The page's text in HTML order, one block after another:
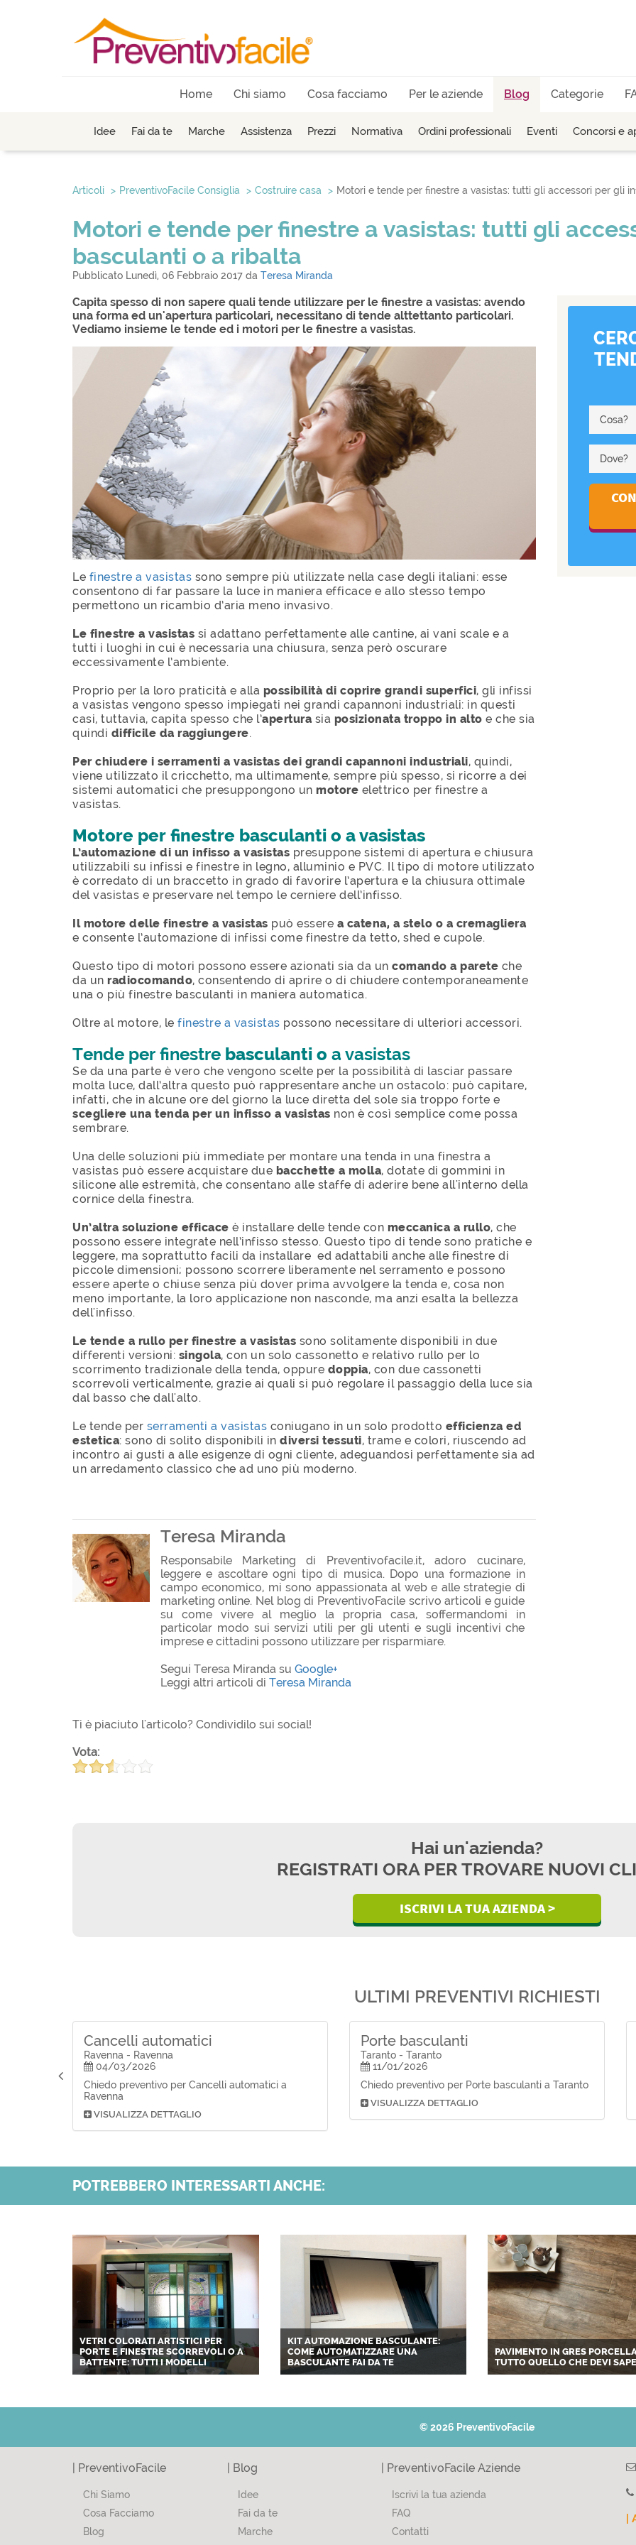
Home Chi siamo Cosa facciamo Per le aziende Blog Categorie
Idee Fai da te Marche Assistenza Prezzi Normativa Ordini professionali Eventi Concorsi e
Articoli PreventivoFacile Consiglia Costruire casa Motori e tende per finestre a vasistas: tutti gli accessori per gli
Motori e tende per finestre a vasistas: tutti gli
basculanti o a ribalta
Pubblicato Lunedì, 06 Febbraio 2017 da Teresa Miranda
Capita spesso di non sapere quali tende utilizzare per le finestre a vasistas: avendo
una forma ed un'apertura particolari, necessitano di tende alttettanto particolari.
Vediamo insieme le tende ed i motori per le finestre a vasistas.
Le finestre a vasistas sono sempre più utilizzate nella case degli italiani: esse
consentono di far passare la luce in maniera efficace e allo stesso tempo
permettono un ricambio d’aria meno invasivo.
Le finestre a vasistas si adattano perfettamente alle cantine, ai vani scale e a
tutti i luoghi in cui è necessaria una chiusura, senza però oscurare
eccessivamente l’ambiente.
Proprio per la loro praticità e alla possibilità di coprire grandi superfici, gli infissi
a vasistas vengono spesso impiegati nei grandi capannoni industriali: in questi
casi, tuttavia, capita spesso che l’apertura sia posizionata troppo in alto e che sia
quindi difficile da raggiungere.
Per chiudere i serramenti a vasistas dei grandi capannoni industriali, quindi,
viene utilizzato il cricchetto, ma ultimamente, sempre più spesso, si ricorre a dei
sistemi automatici che presuppongono un motore elettrico per finestre a
vasistas.
Motore per finestre basculanti o a vasistas
L’automazione di un infisso a vasistas presuppone sistemi di apertura e chiusura
utilizzabili su infissi e finestre in legno, alluminio e PVC. Il tipo di motore utilizzato
è corredato di un braccetto in grado di favorire l’apertura e la chiusura ottimale
del vasistas e preservare nel tempo le cerniere dell’infisso.
Il motore delle finestre a vasistas può essere a catena, a stelo o a cremagliera
e consente l’automazione di infissi come finestre da tetto, shed e cupole.
Questo tipo di motori possono essere azionati sia da un comando a parete che
da un radiocomando, consentendo di aprire o di chiudere contemporaneamente
una o più finestre basculanti in maniera automatica.
Oltre al motore, le finestre a vasistas possono necessitare di ulteriori accessori.
Tende per finestre basculanti o a vasistas
Se da una parte è vero che vengono scelte per la possibilità di lasciar passare
molta luce, dall’altra questo può rappresentare anche un ostacolo: può capitare,
infatti, che in alcune ore del giorno la luce diretta del sole sia troppo forte e
scegliere una tenda per un infisso a vasistas non è così semplice come possa
sembrare.
Una delle soluzioni più immediate per montare una tenda in una finestra a
vasistas può essere acquistare due bacchette a molla, dotate di gommini in
silicone alle estremità, che consentano alle staffe di aderire bene all'interno della
cornice della finestra.
Un’altra soluzione efficace è installare delle tende con meccanica a rullo, che
possono essere integrate nell’infisso stesso. Questo tipo di tende sono pratiche e
leggere, ma soprattutto facili da installare ed adattabili anche alle finestre di
piccole dimensioni; possono scorrere liberamente nel serramento e possono
essere aperte o chiuse senza più dover prima avvolgere la tenda e, cosa non
meno importante, la loro applicazione non nasconde, ma anzi esalta la bellezza
dell'infisso.
Le tende a rullo per finestre a vasistas sono solitamente disponibili in due
differenti versioni: singola, con un solo cassonetto e relativo rullo per lo
scorrimento tradizionale della tenda, oppure doppia, con due cassonetti
scorrevoli verticalmente, grazie ai quali si può regolare il passaggio della luce sia
dal basso che dall'alto.
Le tende per serramenti a vasistas coniugano in un solo prodotto efficienza ed
estetica: sono di solito disponibili in diversi tessuti, trame e colori, riuscendo ad
incontro ai gusti a alle esigenze di ogni cliente, adeguandosi perfettamente sia ad
un arredamento classico che ad uno più moderno.
Teresa Miranda
Responsabile Marketing di Preventivofacile.it, adoro cucinare,
leggere e ascoltare ogni tipo di musica. Dopo una formazione in
campo economico, mi sono appassionata al web e alle strategie di
marketing online. Nel blog di PreventivoFacile scrivo articoli e guide
su come vivere al meglio la propria casa, soffermandomi in
particolar modo sui servizi utili per gli utenti e sugli incentivi che
imprese e cittadini possono utilizzare per risparmiare.
Segui Teresa Miranda su Google+
Leggi altri articoli di Teresa Miranda
Ti è piaciuto l'articolo? Condividilo sui social!
Vota:
Cosa?
Dove?
Hai un'azienda?
REGISTRATI ORA PER TROVARE NUOVI
ISCRIVI LA TUA AZIENDA >
ULTIMI PREVENTIVI RICHIESTI
Cancelli automatici
Ravenna - Ravenna
04/03/2026
Chiedo preventivo per Cancelli automatici a
Ravenna
VISUALIZZA DETTAGLIO
Porte basculanti
Taranto - Taranto
11/01/2026
Chiedo preventivo per Porte basculanti a Taranto
VISUALIZZA DETTAGLIO
POTREBBERO INTERESSARTI ANCHE:
VETRI COLORATI ARTISTICI PER
PORTE E FINESTRE SCORREVOLI O A
BATTENTE: TUTTI I MODELLI
KIT AUTOMAZIONE BASCULANTE:
COME AUTOMATIZZARE UNA
BASCULANTE FAI DA TE
PAVIMENTO IN GRES
TUTTO QUELLO CHE DEVI
© 2026 PreventivoFacile
| PreventivoFacile
Chi Siamo
Cosa Facciamo
Blog
| Blog
Idee
Fai da te
Marche
| PreventivoFacile Aziende
Iscrivi la tua azienda
FAQ
Contatti
|